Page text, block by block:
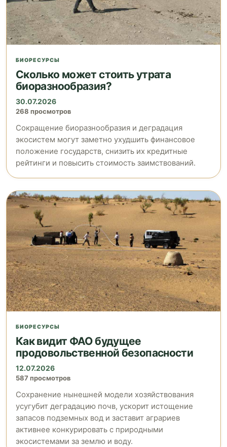
БИОРЕСУРСЫ
Сколько может стоить утрата
биоразнообразия?
30.07.2026
268 просмотров
Сокращение биоразнообразия и деградация
экосистем могут заметно ухудшить финансовое
положение государств, снизить их кредитные
рейтинги и повысить стоимость заимствований.
БИОРЕСУРСЫ
Как видит ФАО будущее
продовольственной безопасности
12.07.2026
587 просмотров
Сохранение нынешней модели хозяйствования
усугубит деградацию почв, ускорит истощение
запасов подземных вод и заставит аграриев
активнее конкурировать с природными
экосистемами за землю и воду.